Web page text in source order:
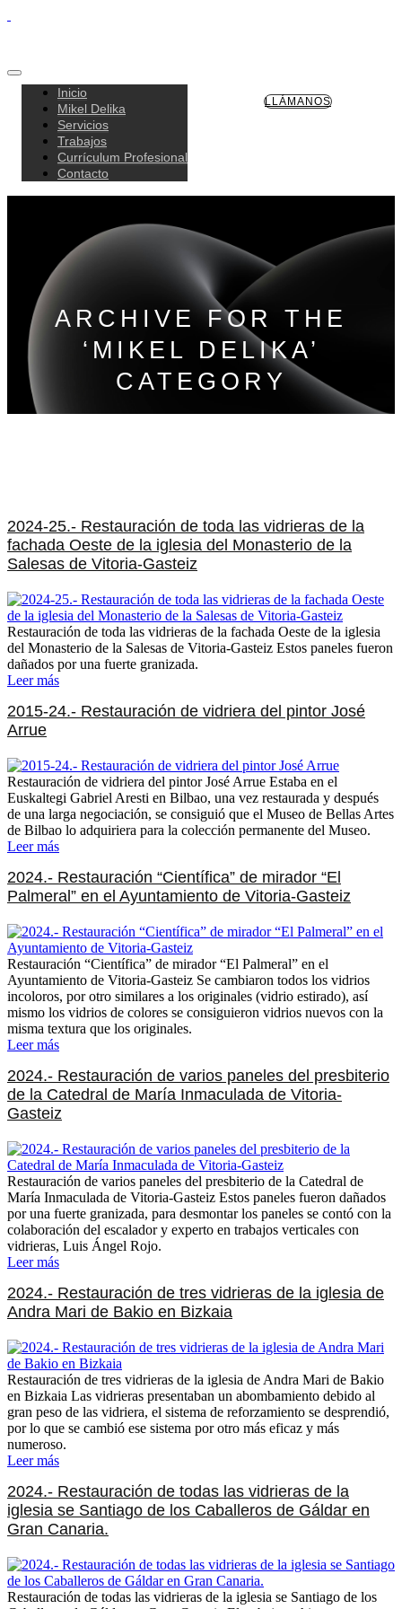
LLÁMANOS
Inicio
Mikel Delika
Servicios
Trabajos
Currículum Profesional
Contacto
ARCHIVE FOR THE
‘MIKEL DELIKA’
CATEGORY
2024-25.- Restauración de toda las vidrieras de la
fachada Oeste de la iglesia del Monasterio de la
Salesas de Vitoria-Gasteiz
Restauración de toda las vidrieras de la fachada Oeste de la iglesia
del Monasterio de la Salesas de Vitoria-Gasteiz Estos paneles fueron
dañados por una fuerte granizada.
Leer más
2015-24.- Restauración de vidriera del pintor José
Arrue
Restauración de vidriera del pintor José Arrue Estaba en el
Euskaltegi Gabriel Aresti en Bilbao, una vez restaurada y después
de una larga negociación, se consiguió que el Museo de Bellas Artes
de Bilbao lo adquiriera para la colección permanente del Museo.
Leer más
2024.- Restauración “Científica” de mirador “El
Palmeral” en el Ayuntamiento de Vitoria-Gasteiz
Restauración “Científica” de mirador “El Palmeral” en el
Ayuntamiento de Vitoria-Gasteiz Se cambiaron todos los vidrios
incoloros, por otro similares a los originales (vidrio estirado), así
mismo los vidrios de colores se consiguieron vidrios nuevos con la
misma textura que los originales.
Leer más
2024.- Restauración de varios paneles del presbiterio
de la Catedral de María Inmaculada de Vitoria-
Gasteiz
Restauración de varios paneles del presbiterio de la Catedral de
María Inmaculada de Vitoria-Gasteiz Estos paneles fueron dañados
por una fuerte granizada, para desmontar los paneles se contó con la
colaboración del escalador y experto en trabajos verticales con
vidrieras, Luis Ángel Rojo.
Leer más
2024.- Restauración de tres vidrieras de la iglesia de
Andra Mari de Bakio en Bizkaia
Restauración de tres vidrieras de la iglesia de Andra Mari de Bakio
en Bizkaia Las vidrieras presentaban un abombamiento debido al
gran peso de las vidriera, el sistema de reforzamiento se desprendió,
por lo que se cambió ese sistema por otro más eficaz y más
numeroso.
Leer más
2024.- Restauración de todas las vidrieras de la
iglesia se Santiago de los Caballeros de Gáldar en
Gran Canaria.
Restauración de todas las vidrieras de la iglesia se Santiago de los